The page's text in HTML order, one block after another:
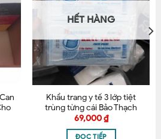
HẾT HÀNG
Khẩu trang y tế 3 lớp tiệt
trùng từng cái Bảo Thạch
69,000₫
ĐỌC TIẾP